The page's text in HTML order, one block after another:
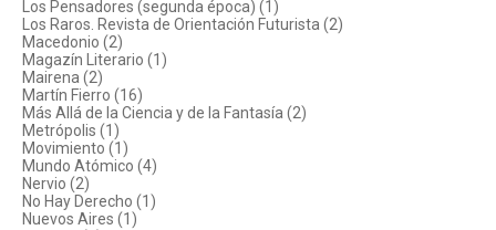
Los Pensadores (segunda época) (1)
Los Raros. Revista de Orientación Futurista (2)
Macedonio (2)
Magazín Literario (1)
Mairena (2)
Martín Fierro (16)
Más Allá de la Ciencia y de la Fantasía (2)
Metrópolis (1)
Movimiento (1)
Mundo Atómico (4)
Nervio (2)
No Hay Derecho (1)
Nuevos Aires (1)